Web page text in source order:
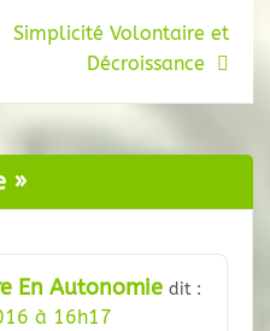
Simplicité Volontaire et
Décroissance
»
En Autonomie dit :
à 16h17